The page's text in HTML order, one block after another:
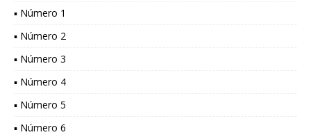
▪ Número 1
▪ Número 2
▪ Número 3
▪ Número 4
▪ Número 5
▪ Número 6